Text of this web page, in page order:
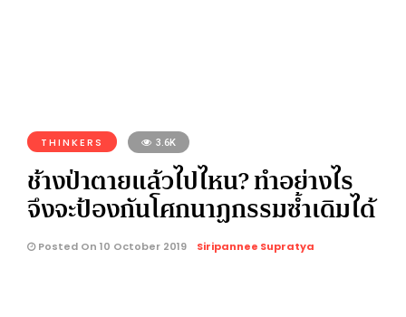
THINKERS 3.6K
ช้างป่าตายแล้วไปไหน? ทำอย่างไร
จึงจะป้องกันโศกนาฏกรรมซ้ำเดิมได้
Posted On 10 October 2019 Siripannee Supratya